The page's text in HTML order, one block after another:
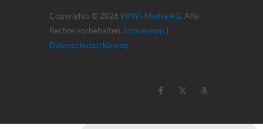
Copyrights © 2026 WiWi-Media AG. Alle
Rechte vorbehalten. Impressum |
Datenschutzerkärung